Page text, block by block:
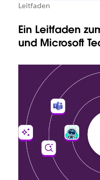
Leitfaden
Ein Leitfaden
und Microsoft